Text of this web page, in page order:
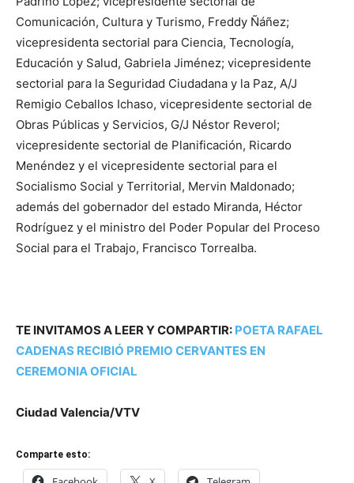
Comunicación, Cultura y Turismo, Freddy Ñáñez;
vicepresidenta sectorial para Ciencia, Tecnología,
Educación y Salud, Gabriela Jiménez; vicepresidente
sectorial para la Seguridad Ciudadana y la Paz, A/J
Remigio Ceballos Ichaso, vicepresidente sectorial de
Obras Públicas y Servicios, G/J Néstor Reverol;
vicepresidente sectorial de Planificación, Ricardo
Menéndez y el vicepresidente sectorial para el
Socialismo Social y Territorial, Mervin Maldonado;
además del gobernador del estado Miranda, Héctor
Rodríguez y el ministro del Poder Popular del Proceso
Social para el Trabajo, Francisco Torrealba.
TE INVITAMOS A LEER Y COMPARTIR: POETA RAFAEL
CADENAS RECIBIÓ PREMIO CERVANTES EN
CEREMONIA OFICIAL
Ciudad Valencia/VTV
Comparte esto: